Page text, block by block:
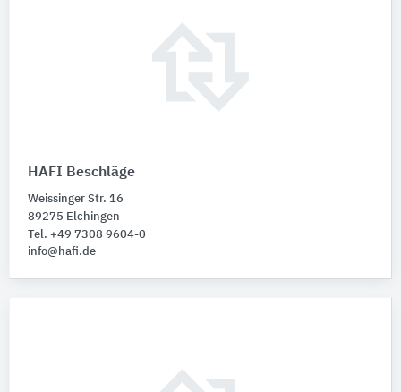
HAFI Beschläge
Weissinger Str. 16
89275 Elchingen
Tel. +49 7308 9604-0
info@hafi.de